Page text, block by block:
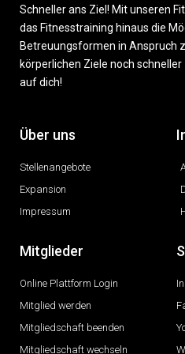
Schneller ans Ziel! Mit unseren
das Fitnesstraining hinaus die
Betreuungsformen in Anspruch
körperlichen Ziele noch
auf dich!
Über uns
Stellenangebote
Expansion
Impressum
Mitglieder
Online Plattform Login
Mitglied werden
Mitgliedschaft beenden
Mitgliedschaft wechseln